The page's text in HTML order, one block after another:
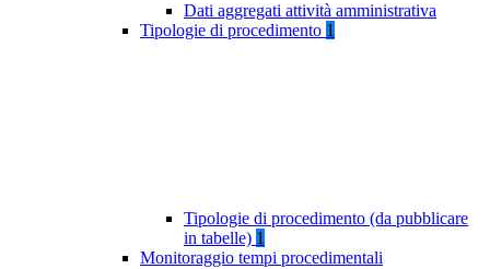
Dati aggregati attività amministrativa
Tipologie di procedimento 1
Tipologie di procedimento (da pubblicare
in tabelle) 1
Monitoraggio tempi procedimentali